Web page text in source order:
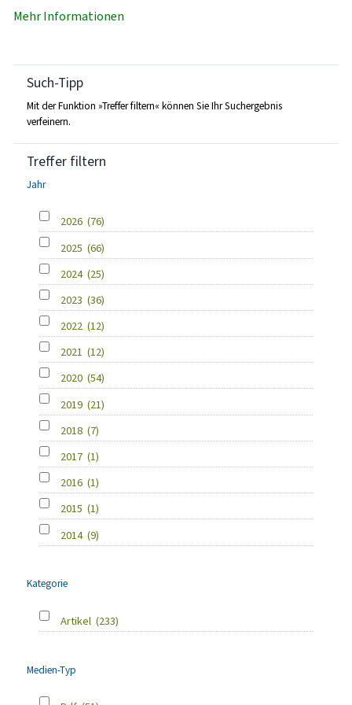
Mehr Informationen
Such-Tipp
Mit der Funktion »Treffer filtern« können Sie Ihr Suchergebnis
verfeinern.
Treffer filtern
Jahr
2026 (76)
2025 (66)
2024 (25)
2023 (36)
2022 (12)
2021 (12)
2020 (54)
2019 (21)
2018 (7)
2017 (1)
2016 (1)
2015 (1)
2014 (9)
Kategorie
Artikel (233)
Medien-Typ